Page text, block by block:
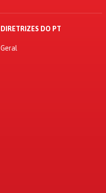
DIRETRIZES DO PT
Geral